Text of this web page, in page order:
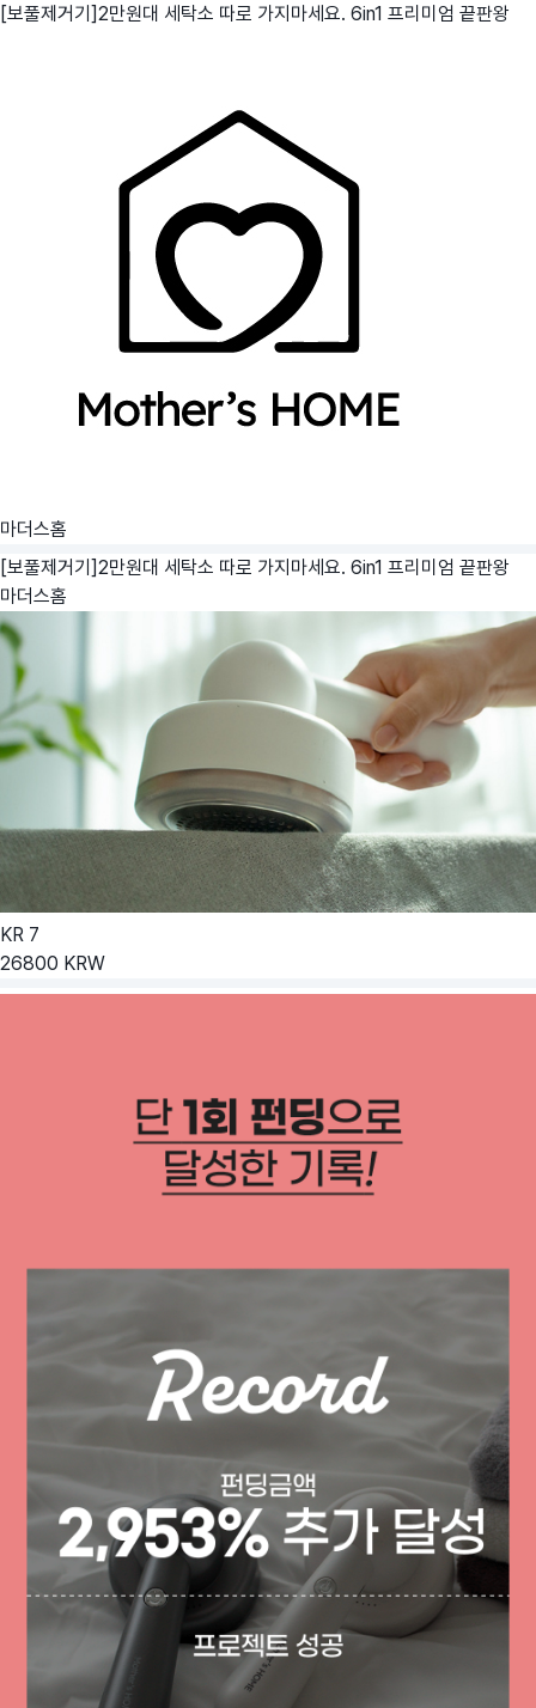
[보풀제거기]2만원대 세탁소 따로 가지마세요. 6in1 프리미엄 끝판왕
마더스홈
[보풀제거기]2만원대 세탁소 따로 가지마세요. 6in1 프리미엄 끝판왕
마더스홈
KR 7
26800 KRW